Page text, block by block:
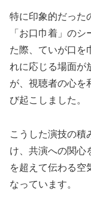
特に印象的だった
「お口巾着」の
た際、ていが口を
れに応じる場面が
が、視聴者の心を
び起こしました。
こうした演技の積
け、共演への関心
を超えて伝わる空
なっています。